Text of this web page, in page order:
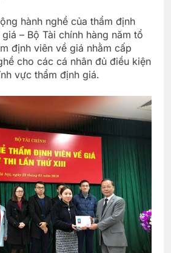
hành nghề của thẩm định
– Bộ Tài chính hàng năm tổ
định viên về giá nhằm cấp
cho các cá nhân đủ điều kiện
vực thẩm định giá.